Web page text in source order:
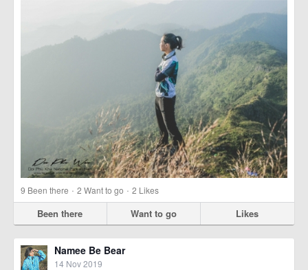
9 Been there · 2 Want to go · 2 Likes
Been there Want to go Likes
Namee Be Bear
14 Nov 2019